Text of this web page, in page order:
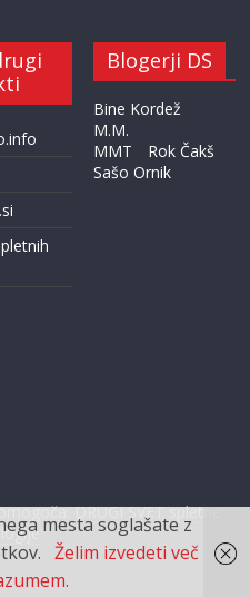
Blogerji DS
Bine Kordež
M.M.
MMT
Rok Čakš
Sašo Ornik
DRUGI SVET spletne
mesta soglašate z
Želim izvedeti več